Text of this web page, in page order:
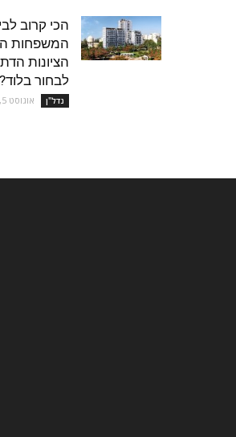
הכי קרוב
המשפחות
הציונות
לבחור בלוד?
נדל''ן אוגוסט 5, 2026